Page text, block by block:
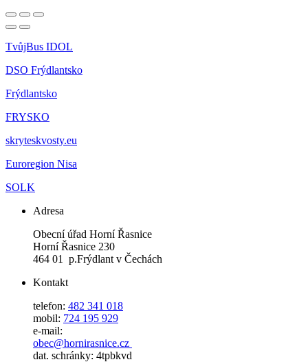
TvůjBus IDOL
DSO Frýdlantsko
Frýdlantsko
FRYSKO
skryteskvosty.eu
Euroregion Nisa
SOLK
Adresa
Obecní úřad Horní Řasnice
Horní Řasnice 230
464 01 p.Frýdlant v Čechách
Kontakt
telefon: 482 341 018
mobil: 724 195 929
e-mail:
obec@hornirasnice.cz
dat. schránky: 4tpbkvd